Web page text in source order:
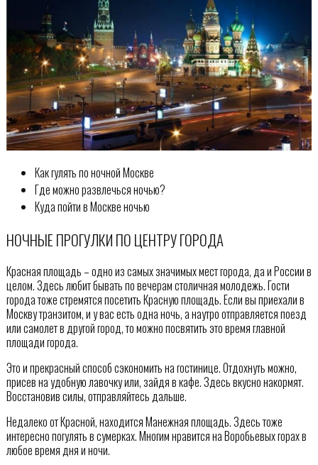
Как гулять по ночной Москве
Где можно развлечься ночью?
Куда пойти в Москве ночью
НОЧНЫЕ ПРОГУЛКИ ПО ЦЕНТРУ ГОРОДА
Красная площадь – одно из самых значимых мест города, да и России в
целом. Здесь любит бывать по вечерам столичная молодежь. Гости
города тоже стремятся посетить Красную площадь. Если вы приехали в
Москву транзитом, и у вас есть одна ночь, а наутро отправляется поезд
или самолет в другой город, то можно посвятить это время главной
площади города.
Это и прекрасный способ сэкономить на гостинице. Отдохнуть можно,
присев на удобную лавочку или, зайдя в кафе. Здесь вкусно накормят.
Восстановив силы, отправляйтесь дальше.
Недалеко от Красной, находится Манежная площадь. Здесь тоже
интересно погулять в сумерках. Многим нравится на Воробьевых горах в
любое время дня и ночи.